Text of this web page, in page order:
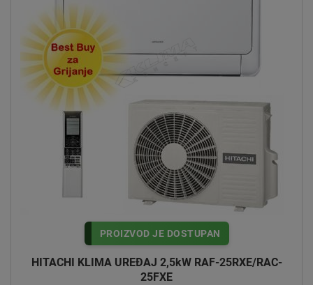
PROIZVOD JE DOSTUPAN
HITACHI KLIMA UREĐAJ 2,5kW RAF-25RXE/RAC-
25FXE